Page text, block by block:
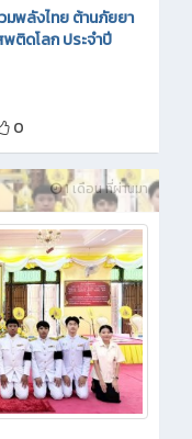
มพลังไทย ต้านภัยยา
พติดโลก ประจำปี
0
1 เดือน ที่ผ่านมา